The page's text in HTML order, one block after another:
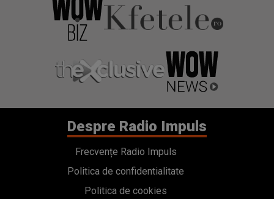
Despre Radio Impuls
Frecvențe Radio Impuls
Politica de confidentialitate
Politica de cookies